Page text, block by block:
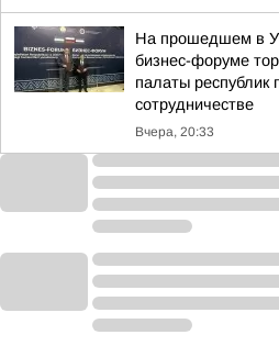
На прошедшем в
бизнес-форуме
палаты республик
сотрудничестве
Вчера, 20:33